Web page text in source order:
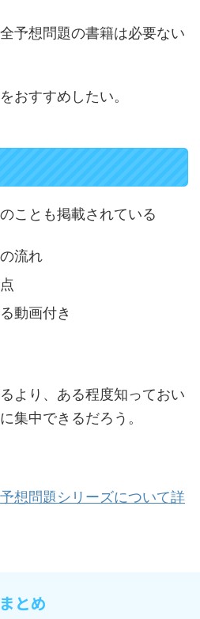
予想問題の書籍は必要ない
おすすめしたい。
ことも掲載されている
流れ
動画付き
より、ある程度知っておい
集中できるだろう。
想問題シリーズについて詳
まとめ